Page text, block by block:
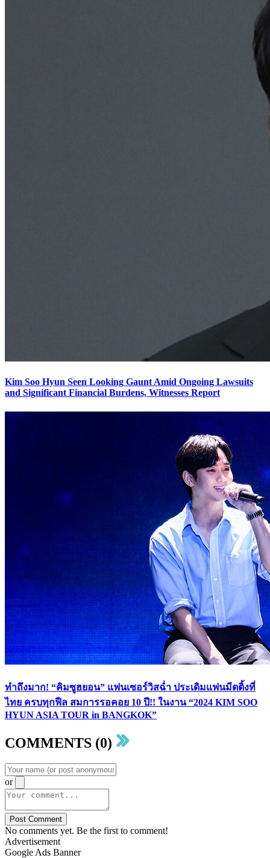
Kim Soo Hyun Seen Looking Gaunt Amid Ongoing Lawsuits
and Significant Financial Burdens, Witnesses Report
ทำถึงมาก! “คิมซูฮยอน” แฟนเซอร์วิสฉ่ำ ประเดิมแฟนมีตติ้งที่
ไทย ครบทุกฟีล สมการรอคอย 10 ปี!! ในงาน “2024 KIM SOO
HYUN ASIA TOUR in BANGKOK”
COMMENTS (0)
or
Post Comment
No comments yet. Be the first to comment!
Advertisement
Google Ads Banner